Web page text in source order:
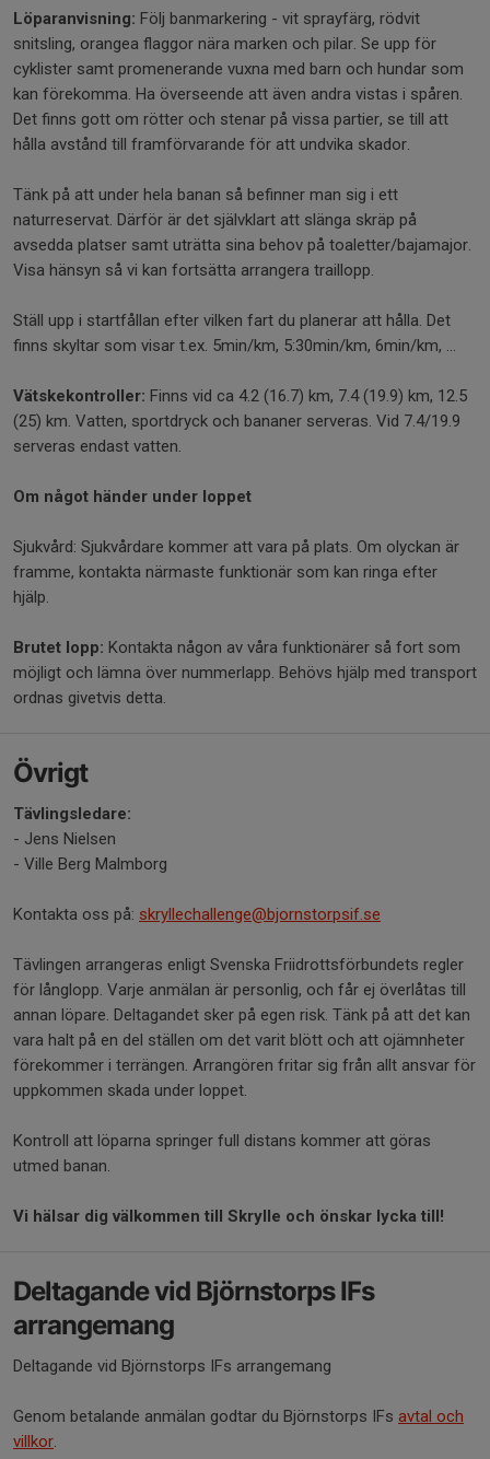
Löparanvisning: Följ banmarkering - vit sprayfärg, rödvit
snitsling, orangea flaggor nära marken och pilar. Se upp för
cyklister samt promenerande vuxna med barn och hundar som
kan förekomma. Ha överseende att även andra vistas i spåren.
Det finns gott om rötter och stenar på vissa partier, se till att
hålla avstånd till framförvarande för att undvika skador.
Tänk på att under hela banan så befinner man sig i ett
naturreservat. Därför är det självklart att slänga skräp på
avsedda platser samt uträtta sina behov på toaletter/bajamajor.
Visa hänsyn så vi kan fortsätta arrangera traillopp.
Ställ upp i startfållan efter vilken fart du planerar att hålla. Det
finns skyltar som visar t.ex. 5min/km, 5:30min/km, 6min/km, ...
Vätskekontroller: Finns vid ca 4.2 (16.7) km, 7.4 (19.9) km, 12.5
(25) km. Vatten, sportdryck och bananer serveras. Vid 7.4/19.9
serveras endast vatten.
Om​ något händer under loppet
Sjukvård: Sjukvårdare kommer att vara på plats. Om olyckan är
framme, kontakta närmaste funktionär som kan ringa efter
hjälp.
Brutet lopp: Kontakta någon av våra funktionärer så fort som
möjligt och lämna över nummerlapp. Behövs hjälp med transport
ordnas givetvis detta.
Övrigt
Tävlingsledare:
- Jens Nielsen
- Ville Berg Malmborg
Kontakta oss på: skryllechallenge@bjornstorpsif.se
Tävlingen arrangeras enligt Svenska Friidrottsförbundets regler
för långlopp. Varje anmälan är personlig, och får ej överlåtas till
annan löpare. Deltagandet sker på egen risk. Tänk på att det kan
vara halt på en del ställen om det varit blött och att ojämnheter
förekommer i terrängen. Arrangören fritar sig från allt ansvar för
uppkommen skada under loppet.
Kontroll att löparna springer full distans kommer att göras
utmed banan.
Vi hälsar dig välkommen till Skrylle och önskar lycka till!
Deltagande vid Björnstorps IFs
arrangemang
Deltagande vid Björnstorps IFs arrangemang
Genom betalande anmälan godtar du Björnstorps IFs avtal och
villkor.